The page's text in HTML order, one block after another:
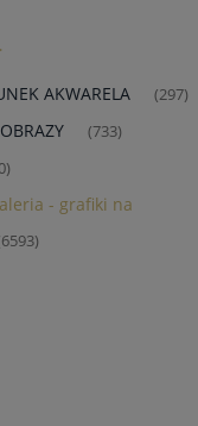
AKWARELA (297)
(733)
- grafiki na